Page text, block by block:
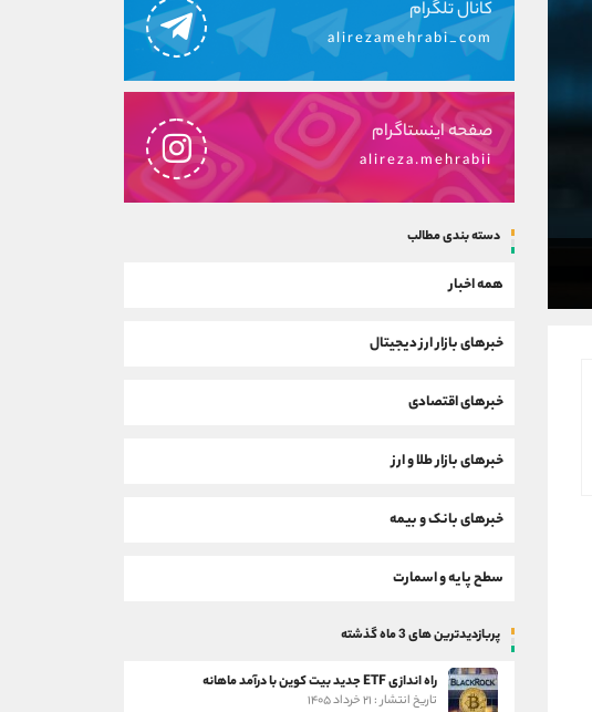
کانال تلگرام
alirezamehrabi_com
صفحه اینستاگرام
alireza.mehrabii
دسته بندی مطالب
همه اخبار
خبرهای بازار ارز دیجیتال
خبرهای اقتصادی
خبرهای بازار طلا و ارز
خبرهای بانک و بیمه
سطح پایه و اسمارت
پربازدیدترین های 3 ماه گذشته
راه اندازی ETF جدید بیت کوین با درآمد ماهانه
تاریخ انتشار : ۲۱ خرداد ۱۴۰۵